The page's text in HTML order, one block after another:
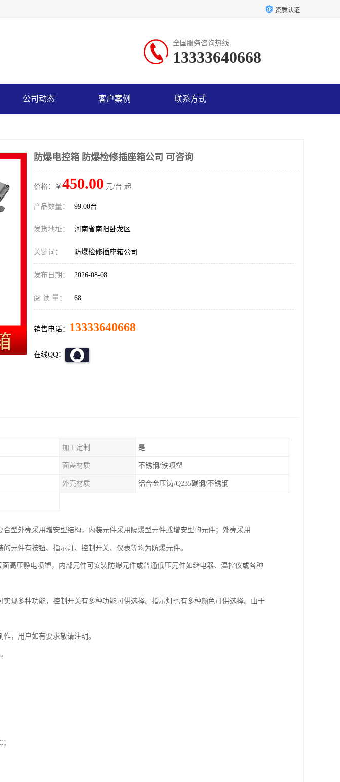
资质认证
全国服务咨询热线:
13333640668
公司动态 客户案例 联系方式
防爆电控箱 防爆检修插座箱公司 可咨询
价格：￥ 450.00 元/台 起
产品数量： 99.00台
发货地址： 河南省南阳卧龙区
关键词： 防爆检修插座箱公司
发布日期： 2026-08-08
阅 读 量： 68
销售电话： 13333640668
在线QQ：
加工定制 是
面盖材质 不锈钢/铁喷塑
外壳材质 铝合金压铸/Q235碳钢/不锈钢
型外壳采用增安型结构，内装元件采用隔爆型元件或增安型的元件；外壳采用
元件有按钮、指示灯、控制开关、仪表等均为防爆元件。
高压静电喷塑，内部元件可安装防爆元件或普通低压元件如继电器、温控仪或各种
现多种功能，控制开关有多种功能可供选择。指示灯也有多种颜色可供选择。由于
，用户如有要求敬请注明。